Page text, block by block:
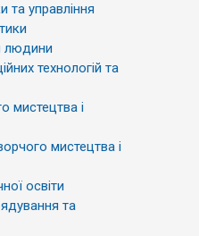
та управління
людини
технологій та
мистецтва і
мистецтва і
освіти
та